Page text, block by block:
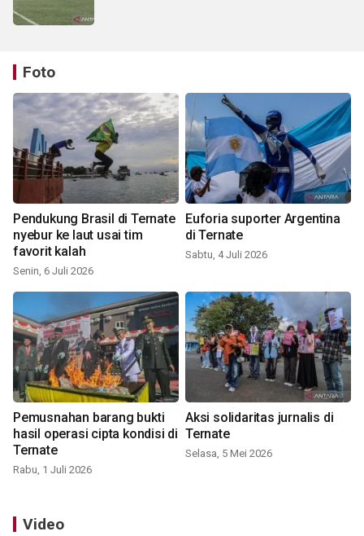
Foto
Pendukung Brasil di Ternate
nyebur ke laut usai tim
favorit kalah
Senin, 6 Juli 2026
Euforia suporter Argentina
di Ternate
Sabtu, 4 Juli 2026
Pemusnahan barang bukti
hasil operasi cipta kondisi di
Ternate
Rabu, 1 Juli 2026
Aksi solidaritas jurnalis di
Ternate
Selasa, 5 Mei 2026
Video